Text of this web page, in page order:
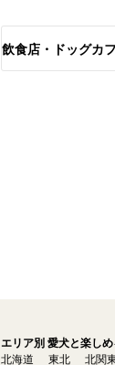
飲食店・ドッグカ
エリア別 愛犬と楽し
北海道
東北 北関